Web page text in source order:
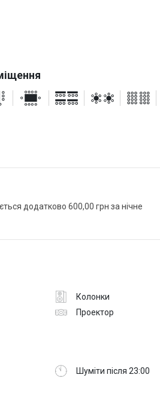
додатково 600,00 грн за нічне
Колонки
Проектор
Шуміти після 23:00